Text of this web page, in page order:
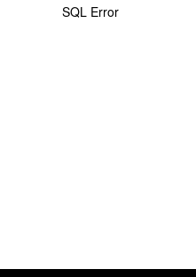
SQL Error